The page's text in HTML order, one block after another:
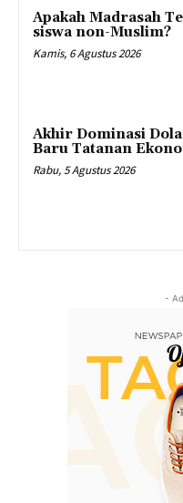
Apakah Madrasah
siswa non-Muslim?
Kamis, 6 Agustus 2026
Akhir Dominasi
Baru Tatanan
Rabu, 5 Agustus 2026
-